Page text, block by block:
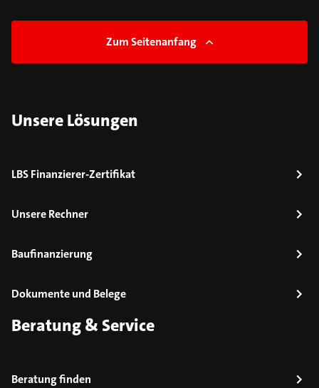
Zum Seitenanfang
Unsere Lösungen
LBS Finanzierer-Zertifikat
Unsere Rechner
Baufinanzierung
Dokumente und Belege
Beratung & Service
Beratung finden